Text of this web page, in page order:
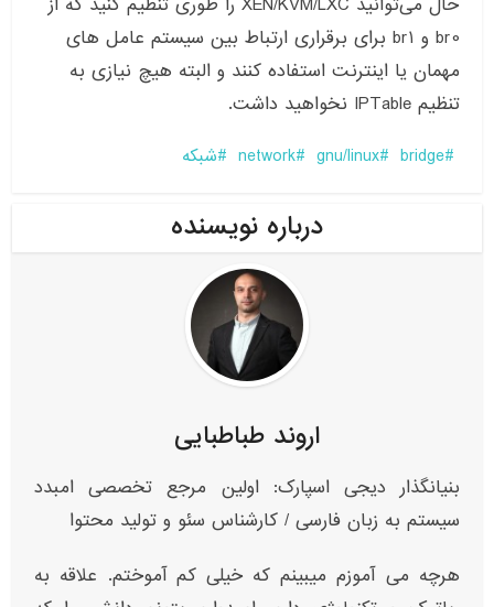
br0 و br1 برای برقراری ارتباط بین سیستم عامل های
مهمان یا اینترنت استفاده کنند و البته هیچ نیازی به
تنظیمIPTable نخواهید داشت.
bridge
gnu/linux
network شبکه
درباره نویسنده
اروند طباطبایی
بنیانگذار دیجی اسپارک: اولین مرجع تخصصی امبدد
سیستم به زبان فارسی / کارشناس سئو و تولید محتوا
هرچه می آموزم میبینم که خیلی کم آموختم. علاقه به